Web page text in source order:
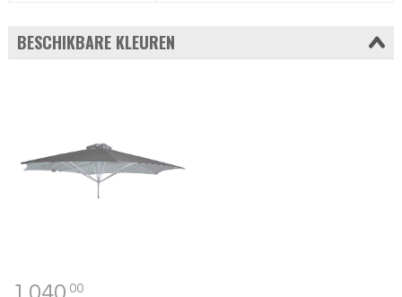
BESCHIKBARE KLEUREN
1.040,00